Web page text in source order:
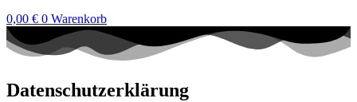
0,00 € 0 Warenkorb
Datenschutzerklärung